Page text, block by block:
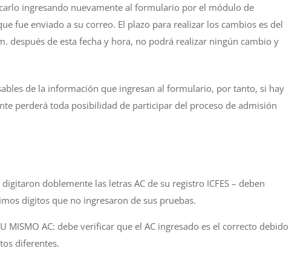
ingresando nuevamente al formulario por el módulo de
fue enviado a su correo. El plazo para realizar los cambios es del
después de esta fecha y hora, no podrá realizar ningún cambio y
de la información que ingresan al formulario, por tanto, si hay
perderá toda posibilidad de participar del proceso de admisión
digitaron doblemente las letras AC de su registro ICFES – deben
dígitos que no ingresaron de sus pruebas.
SU MISMO AC: debe verificar que el AC ingresado es el correcto debido
diferentes.